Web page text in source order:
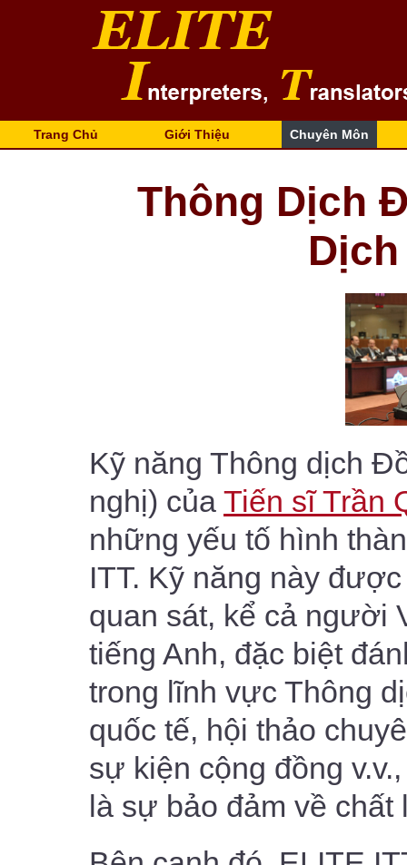
Trang Chủ Giới Thiệu Chuyên Môn
Thông Dịch
Kỹ năng Thông dịch
nghị) của Tiến sĩ Trần
những yếu tố hình
ITT. Kỹ năng này
quan sát, kể cả người
tiếng Anh, đặc biệt
trong lĩnh vực Thông
quốc tế, hội thảo
sự kiện cộng đồng
là sự bảo đảm về